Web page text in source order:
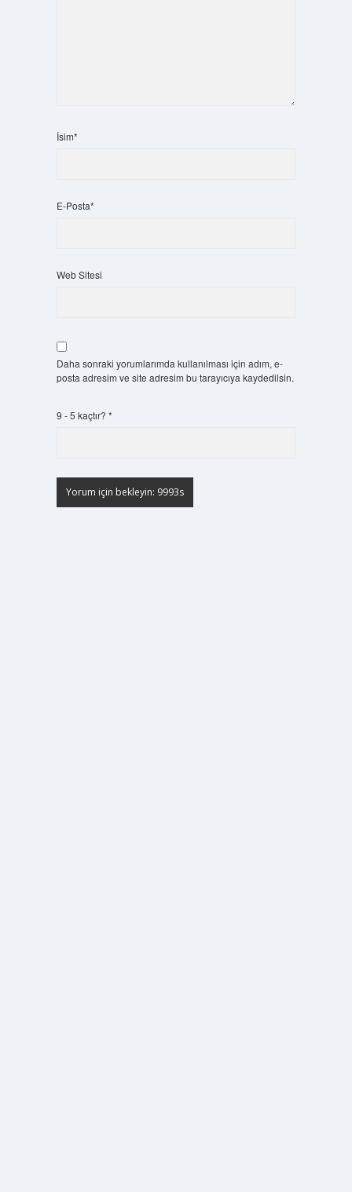
İsim*
E-Posta*
Web Sitesi
Daha sonraki yorumlarımda kullanılması için adım, e-
posta adresim ve site adresim bu tarayıcıya kaydedilsin.
9 - 5 kaçtır? *